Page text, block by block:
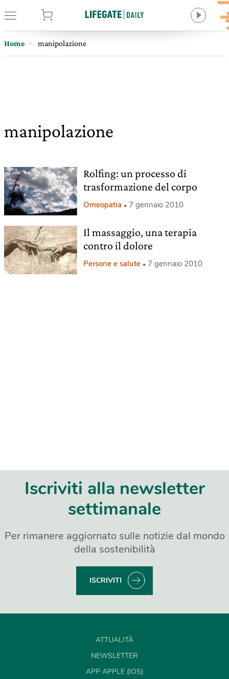
Home manipolazione
manipolazione
Rolfing: un processo di
trasformazione del corpo
Omeopatia 7 gennaio 2010
Il massaggio, una terapia
contro il dolore
Persone e salute 7 gennaio 2010
Iscriviti alla newsletter
settimanale
Per rimanere aggiornato sulle notizie dal mondo
della sostenibilità
ISCRIVITI
ATTUALITÀ
NEWSLETTER
APP APPLE (IOS)